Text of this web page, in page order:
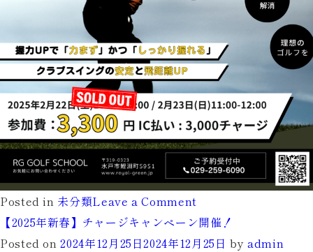
Posted in 未分類Leave a Comment
2
月
【2025年新春】チャージキャンペーン開催！
Posted on2024年12月25日2024年12月25日 byadmin